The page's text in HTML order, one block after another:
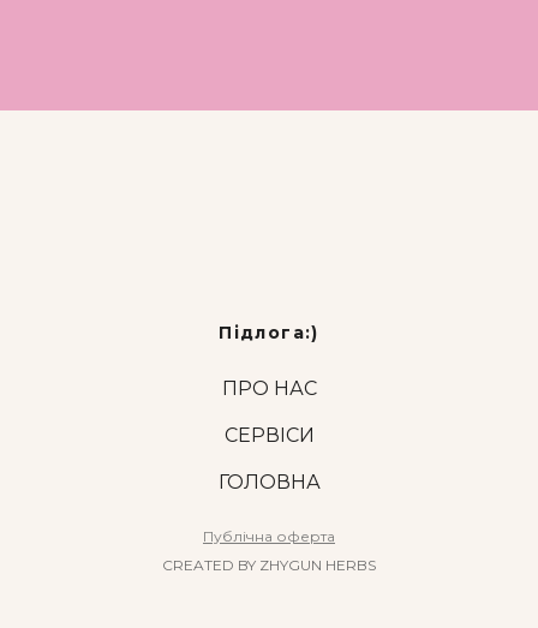
Підлога:)
ПРО НАС
СЕРВІСИ
ГОЛОВНА
Публічна оферта
CREATED BY ZHYGUN HERBS